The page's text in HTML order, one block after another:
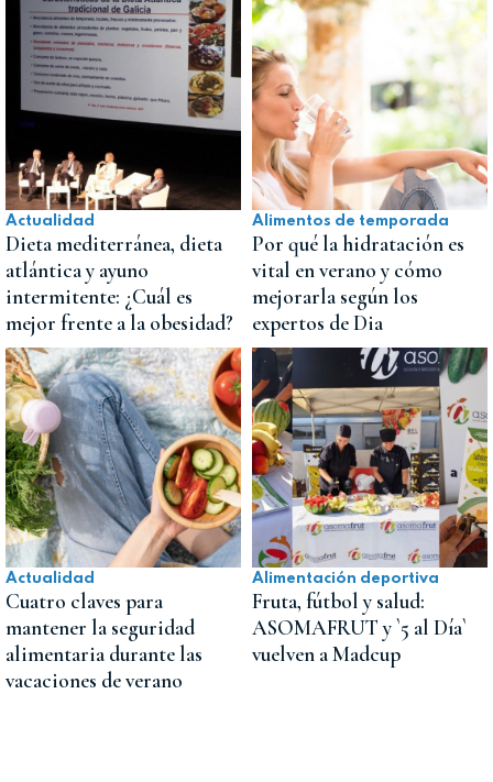
Actualidad
Dieta mediterránea, dieta
atlántica y ayuno
intermitente: ¿Cuál es
mejor frente a la obesidad?
Alimentos de temporada
Por qué la hidratación es
vital en verano y cómo
mejorarla según los
expertos de Dia
Actualidad
Cuatro claves para
mantener la seguridad
alimentaria durante las
vacaciones de verano
Alimentación deportiva
Fruta, fútbol y salud:
ASOMAFRUT y `5 al Día`
vuelven a Madcup